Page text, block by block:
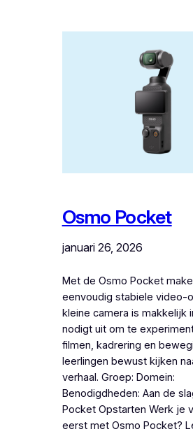
Osmo Pocket
januari 26, 2026
Met de Osmo Pocket
eenvoudig stabiele video-
kleine camera is makkelijk
nodigt uit om te
filmen, kadrering en
leerlingen bewust kijken
verhaal. Groep: Domein:
Benodigdheden: Aan de
Pocket Opstarten Werk je
eerst met Osmo Pocket?